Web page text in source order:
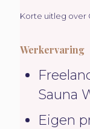
Korte uitleg over
Werkervaring
Sauna
Eigen